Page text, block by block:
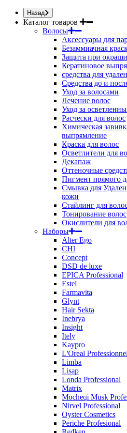
Назад
Каталог товаров
Волосы
Аксессуары для
Безаммиачная
Защита при
Кератиновое
средства для
Средства до и
Уход за волосами
Лечение волос
Уход за
Расчески для волос
Химическая
выпрямление
Краска для волос
Осветлители для
Декапаж
Оттеночные
Пигмент прямого
Смывка для
кожи
Стайлинг для
Тонирование волос
Окислители для
Наборы
Alter Ego
CHI
Concept
DSD de luxe
EPICA Professional
Estel
Farmavita
Glynt
Hair Sekta
Inebrya
Insight
Itely
Kaypro
L'Oreal Professionnel
Limba
Lisap
Londa Professional
Matrix
Mocheqi Musk
Nirvel Professional
Oyster Cosmetics
Periche Profesional